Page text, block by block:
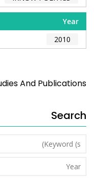
Year
2010
And Publications
Search
Keyword
(s)
Year